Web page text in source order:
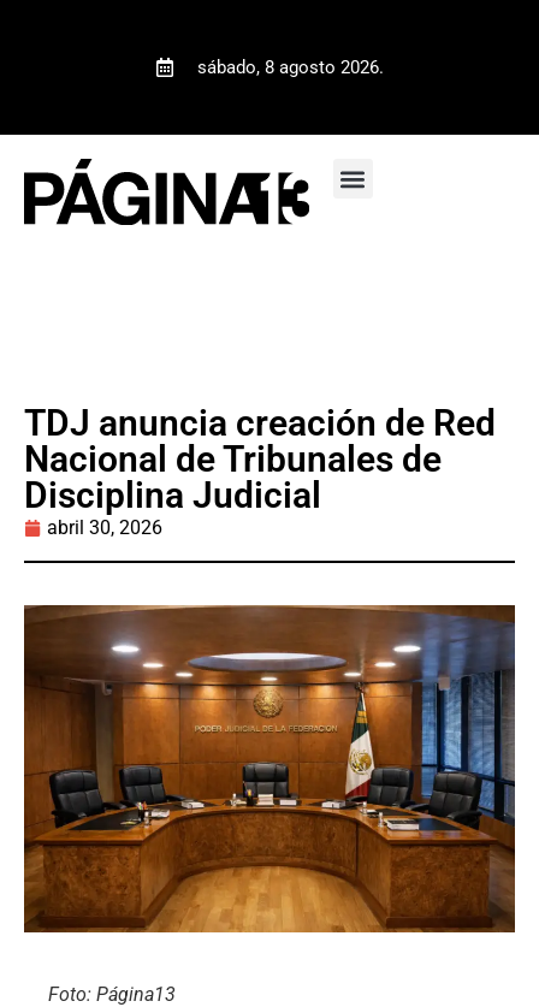
sábado, 8 agosto 2026.
TDJ anuncia creación de Red
Nacional de Tribunales de
Disciplina Judicial
abril 30, 2026
Foto: Página13